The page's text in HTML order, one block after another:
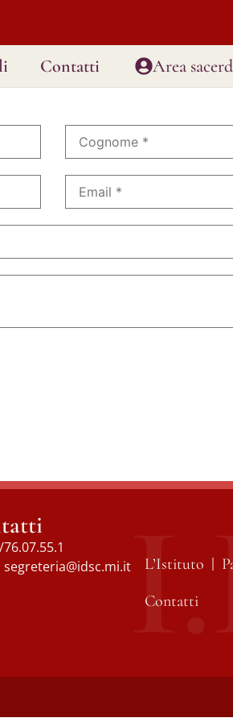
Contatti Area
segreteria@idsc.mi.it L’Istituto
Contatti